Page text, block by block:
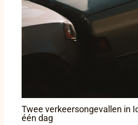
Twee verkeersongevallen in
één dag